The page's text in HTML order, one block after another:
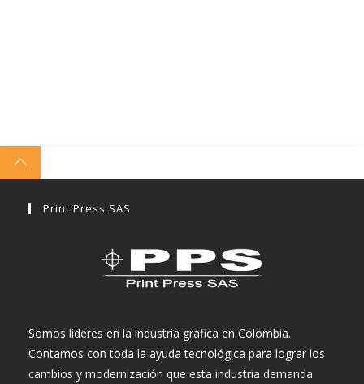
Print Press SAS
Somos líderes en la industria gráfica en Colombia.
Contamos con toda la ayuda tecnológica para lograr los
cambios y modernización que esta industria demanda